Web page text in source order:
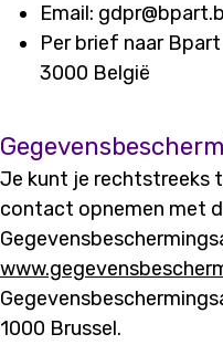
Email:
Per brief naar
3000 België
Je kunt je rechtstreeks
contact opnemen met
1000 Brussel.